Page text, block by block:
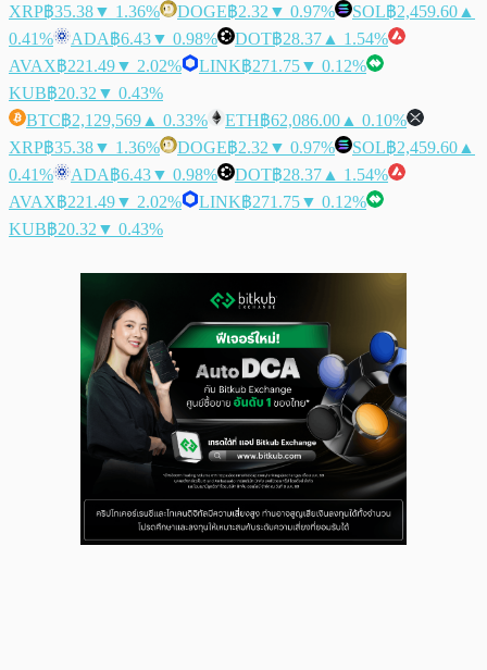
XRP฿35.38▼ 1.36% DOGE฿2.32 ▼ 0.97% SOL฿2,459.60 ▲
0.41%
ADA฿6.43▼ 0.98% DOT฿28.37 ▲ 1.54%
AVAX฿221.49▼ 2.02% LINK฿271.75▼ 0.12%
KUB฿20.32 ▼ 0.43%
BTC฿2,129,569 ▲ 0.33% ETH฿62,086.00 ▲ 0.10%
XRP฿35.38▼ 1.36% DOGE฿2.32 ▼ 0.97% SOL฿2,459.60 ▲
0.41%
ADA฿6.43▼ 0.98% DOT฿28.37 ▲ 1.54%
AVAX฿221.49▼ 2.02% LINK฿271.75▼ 0.12%
KUB฿20.32 ▼ 0.43%